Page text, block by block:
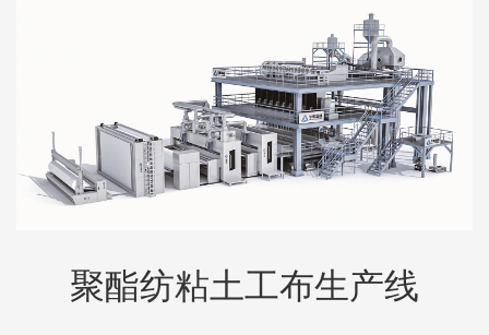
聚酯纺粘土工布生产线